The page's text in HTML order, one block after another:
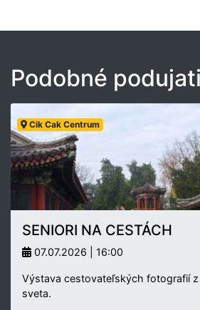
Podobné
Cik Cak Centrum
SENIORI NA CESTÁCH
07.07.2026 | 16:00
Výstava cestovateľských fotografií
sveta.